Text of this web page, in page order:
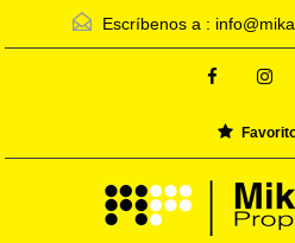
Escríbenos a :